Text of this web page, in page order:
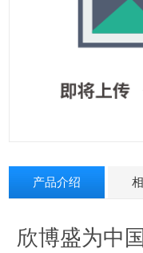
产品介绍
欣博盛为中